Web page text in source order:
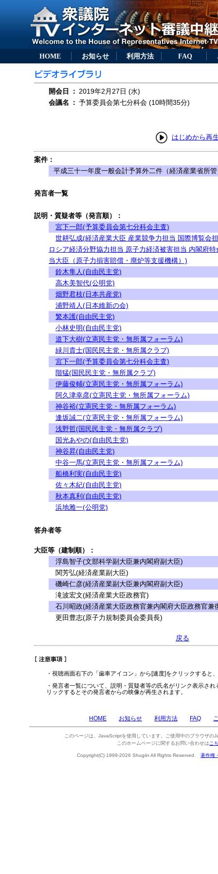
HOME お知らせ 利用方法 FAQ
開会日 ： 2019年2月27日 (水)
会議名
： 予算委員会第七分科会 (10時間35分)
はじめから再
案件：
平成三十一年度一般会計予算外二件（経済産業省所
発言者一覧
説明・質疑者等（発言順）：
宮下一郎(予算委員会第七分科会主査)
世耕弘成(経済産業大臣 産業競争力担当 国際博覧会
ロシア経済分野協力担当 原子力経済被害担当 内閣府特
当大臣（原子力損害賠償・廃炉等支援機構）)
鈴木隼人(自由民主党)
高木美智代(公明党)
畑野君枝(日本共産党)
浦野靖人(日本維新の会)
繁本護(自由民主党)
小林史明(自由民主党)
道下大樹(立憲民主党・無所属フォーラム)
緑川貴士(国民民主党・無所属クラブ)
宮下一郎(予算委員会第七分科会主査)
階猛(国民民主党・無所属クラブ)
伊藤俊輔(立憲民主党・無所属フォーラム)
阿久津幸彦(立憲民主党・無所属フォーラム)
神谷裕(立憲民主党・無所属フォーラム)
逢坂誠二(立憲民主党・無所属フォーラム)
浅野哲(国民民主党・無所属クラブ)
国光あやの(自由民主党)
神谷昇(自由民主党)
中谷一馬(立憲民主党・無所属フォーラム)
船橋利実(自由民主党)
佐々木紀(自由民主党)
秋本真利(自由民主党)
浜地雅一(公明党)
答弁者等
大臣等（建制順）：
浮島智子(文部科学副大臣兼内閣府副大臣)
関芳弘(経済産業副大臣)
磯崎仁彦(経済産業副大臣兼内閣府副大臣)
滝波宏文(経済産業大臣政務官)
石川昭政(経済産業大臣政務官兼内閣府大臣政務官兼
更田豊志(原子力規制委員会委員長)
戻る
・視聴画面右下の「歯車アイコン」から[速度]をクリックすると
・発言者一覧について、説明・質疑者等の氏名がリンク表示さ
リックするとその発言者からの映像が再生されます。
HOME お知らせ 利用方法 FAQ
このページは、JavaScriptを使用しています。ご使用中のブラウザの
このホームページに関するお問い合わせは こ
Copyright(C) 1999-2026 Shugiin All Rights Reserved. 著作権